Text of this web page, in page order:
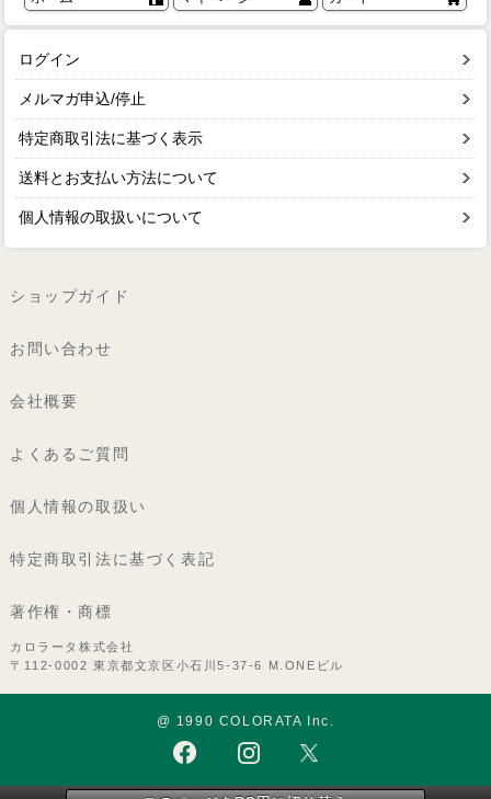
ログイン
メルマガ申込/停止
特定商取引法に基づく表示
送料とお支払い方法について
個人情報の取扱いについて
ショップガイド
お問い合わせ
会社概要
よくあるご質問
個人情報の取扱い
特定商取引法に基づく表記
著作権・商標
カロラータ株式会社
〒112-0002 東京都文京区小石川5-37-6 M.ONEビル
@ 1990 COLORATA Inc.